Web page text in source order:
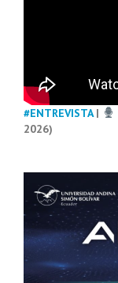
#ENTREVISTA|
2026)